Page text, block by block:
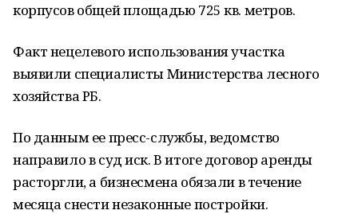
корпусов общей площадью 725 кв. метров.
Факт нецелевого использования участка
выявили специалисты Министерства лесного
хозяйства РБ.
По данным ее пресс-службы, ведомство
направило в суд иск. В итоге договор аренды
расторгли, а бизнесмена обязали в течение
месяца снести незаконные постройки.